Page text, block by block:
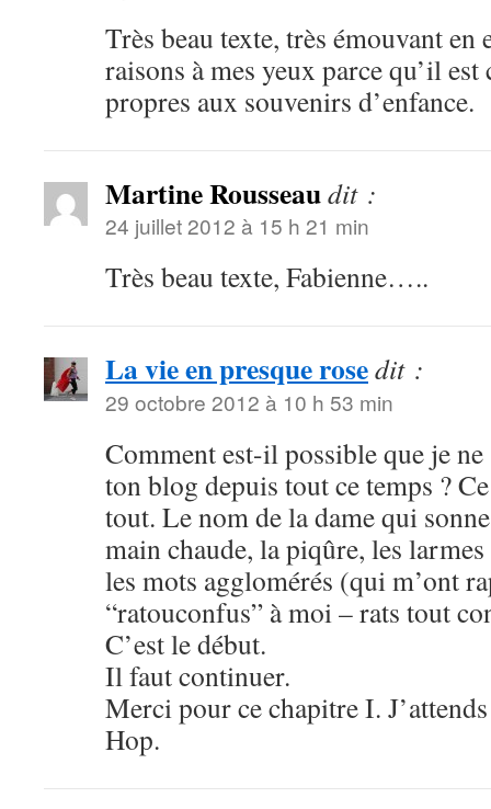
Très beau texte, très émouvant en
raisons à mes yeux parce qu’il
propres aux souvenirs d’enfance.
Martine Rousseaudit :
24 juillet 2012 à 15 h 21 min
Très beau texte, Fabienne…..
La vie en presque rosedit :
29 octobre 2012 à 10 h 53 min
Comment est-il possible que je ne
ton blog depuis tout ce temps ?
tout. Le nom de la dame qui
main chaude, la piqûre, les larmes
les mots agglomérés (qui m’ont
“ratouconfus” à moi – rats tout
C’est le début.
Il faut continuer.
Merci pour ce chapitre I.
Hop.